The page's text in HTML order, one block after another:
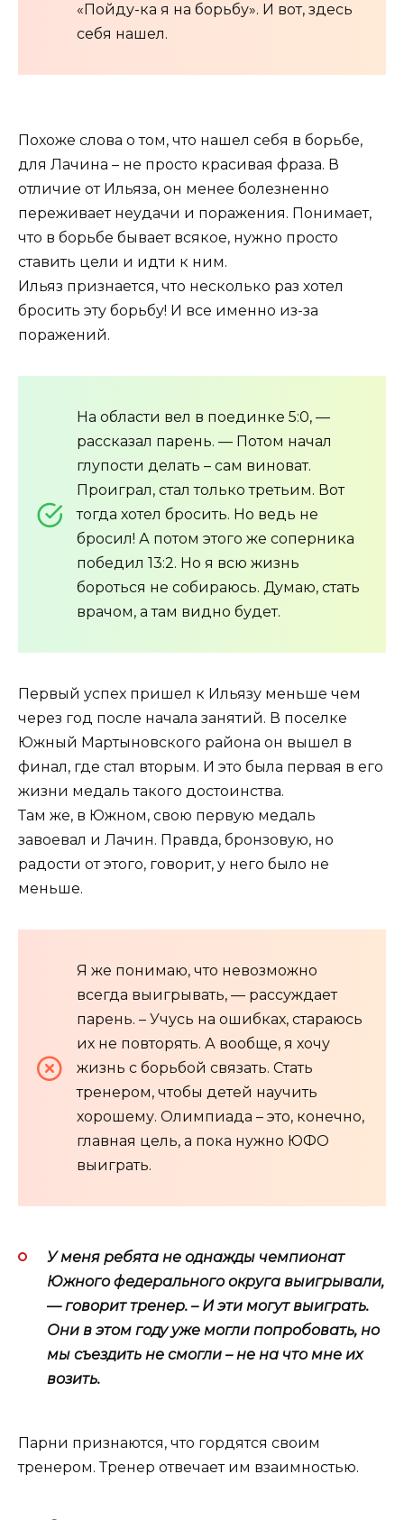
«Пойду-ка я на борьбу». И вот, здесь
себя нашел.
Похоже слова о том, что нашел себя в борьбе,
для Лачина – не просто красивая фраза. В
отличие от Ильяза, он менее болезненно
переживает неудачи и поражения. Понимает,
что в борьбе бывает всякое, нужно просто
ставить цели и идти к ним.
Ильяз признается, что несколько раз хотел
бросить эту борьбу! И все именно из-за
поражений.
На области вел в поединке 5:0, —
рассказал парень. — Потом начал
глупости делать – сам виноват.
Проиграл, стал только третьим. Вот
тогда хотел бросить. Но ведь не
бросил! А потом этого же соперника
победил 13:2. Но я всю жизнь
бороться не собираюсь. Думаю, стать
врачом, а там видно будет.
Первый успех пришел к Ильязу меньше чем
через год после начала занятий. В поселке
Южный Мартыновского района он вышел в
финал, где стал вторым. И это была первая в его
жизни медаль такого достоинства.
Там же, в Южном, свою первую медаль
завоевал и Лачин. Правда, бронзовую, но
радости от этого, говорит, у него было не
меньше.
Я же понимаю, что невозможно
всегда выигрывать, — рассуждает
парень. – Учусь на ошибках, стараюсь
их не повторять. А вообще, я хочу
жизнь с борьбой связать. Стать
тренером, чтобы детей научить
хорошему. Олимпиада – это, конечно,
главная цель, а пока нужно ЮФО
выиграть.
У меня ребята не однажды чемпионат
Южного федерального округа выигрывали,
— говорит тренер. – И эти могут выиграть.
Они в этом году уже могли попробовать, но
мы съездить не смогли – не на что мне их
возить.
Парни признаются, что гордятся своим
тренером. Тренер отвечает им взаимностью.